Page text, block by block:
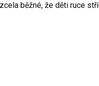
běžné, že děti ruce